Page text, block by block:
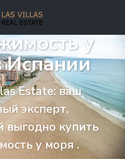
у
Испании
Estate: ваш
эксперт,
купить
у моря .